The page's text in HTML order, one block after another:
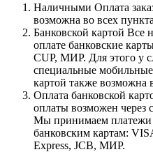
Наличными Оплата
возможна во всех
Банковской картой Все
оплате банковские
CUP, МИР. Для этого у
специальные
картой также возможна
Оплата банковской
оплаты возможен через
Мы принимаем платежи
банковским картам:
Express, JCB, МИР.